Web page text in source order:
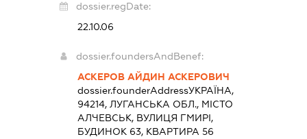
dossier.regDate:
22.10.06
dossier.foundersAndBenef:
АСКЕРОВ АЙДИН АСКЕРОВИЧ
dossier.founderAddressУКРАЇНА,
94214, ЛУГАНСЬКА ОБЛ., МІСТО
АЛЧЕВСЬК, ВУЛИЦЯ ГМИРІ,
БУДИНОК 63, КВАРТИРА 56